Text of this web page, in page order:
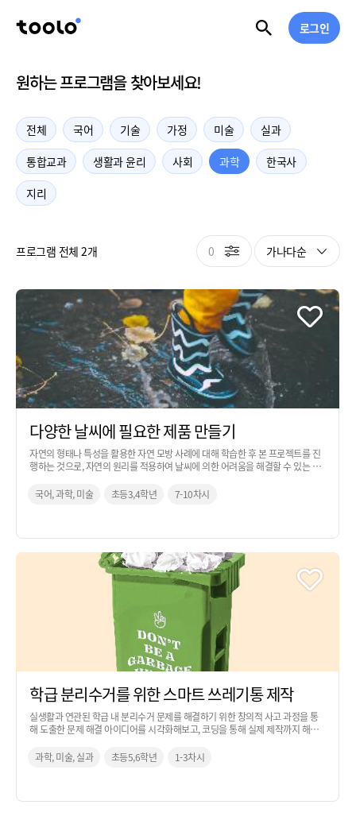
로그인
원하는 프로그램을 찾아보세요!
전체 국어 기술 가정 미술
실과
통합교과
생활과 윤리 사회 과학
한국사
지리
프로그램 전체 2개 0 가나다순
다양한 날씨에 필요한 제품 만들기
자연의 형태나 특성을 활용한 자연 모방 사례에 대해 학습한 후 본 프로젝트를 진
행하는 것으로, 자연의 원리를 적용하여 날씨에 의한 어려움을 해결할 수 있는 아
합니다.
국어, 과학, 미술 초등3,4학년 7-10차시
학급 분리수거를 위한 스마트 쓰레기통 제작
실생활과 연관된 학급 내 분리수거 문제를 해결하기 위한 창의적 사고 과정을 통
해 도출한 문제 해결 아이디어를 시각화해보고, 코딩을 통해 실제 제작까지 해보
과학, 미술, 실과
초등5,6학년 1-3차시